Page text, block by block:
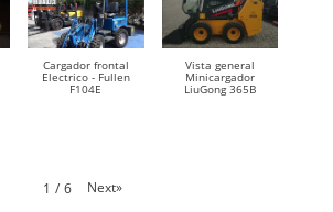
Cargador frontal
Electrico - Fullen
F104E
Vista general
Minicargador
LiuGong 365B
1 / 6 Next»